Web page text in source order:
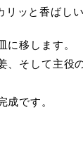
ッと香ばし
に移します。
、そして主役
成です。